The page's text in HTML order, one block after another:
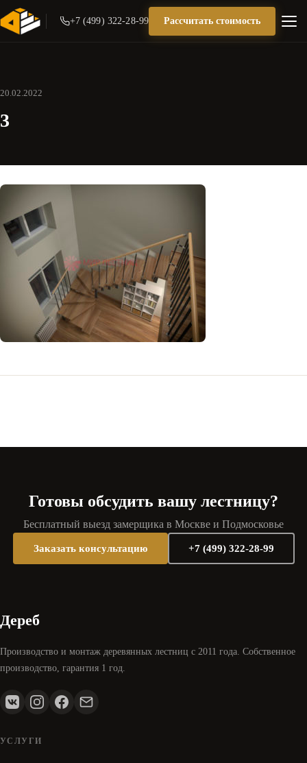
+7 (499) 322-28-99 Рассчитать стоимость
20.02.2022
3
Готовы обсудить вашу лестницу?
Бесплатный выезд замерщика в Москве и Подмосковье
Заказать консультацию +7 (499) 322-28-99
Дереб
Производство и монтаж деревянных лестниц с 2011 года. Собственное
производство, гарантия 1 год.
УСЛУГИ